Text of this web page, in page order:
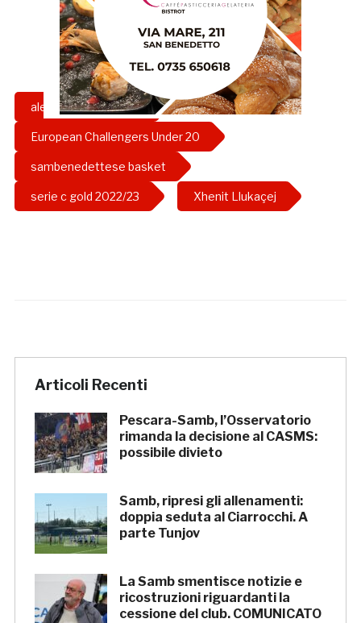
alessandro roncarolo
European Challengers Under 20
sambenedettese basket
serie c gold 2022/23 Xhenit Llukaçej
Articoli Recenti
Pescara-Samb, l’Osservatorio
rimanda la decisione al CASMS:
possibile divieto
Samb, ripresi gli allenamenti:
doppia seduta al Ciarrocchi. A
parte Tunjov
La Samb smentisce notizie e
ricostruzioni riguardanti la
cessione del club. COMUNICATO